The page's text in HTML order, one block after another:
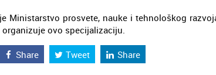
Ministarstvo prosvete, nauke i tehnološkog
ovo specijalizaciju.
Share Tweet Share